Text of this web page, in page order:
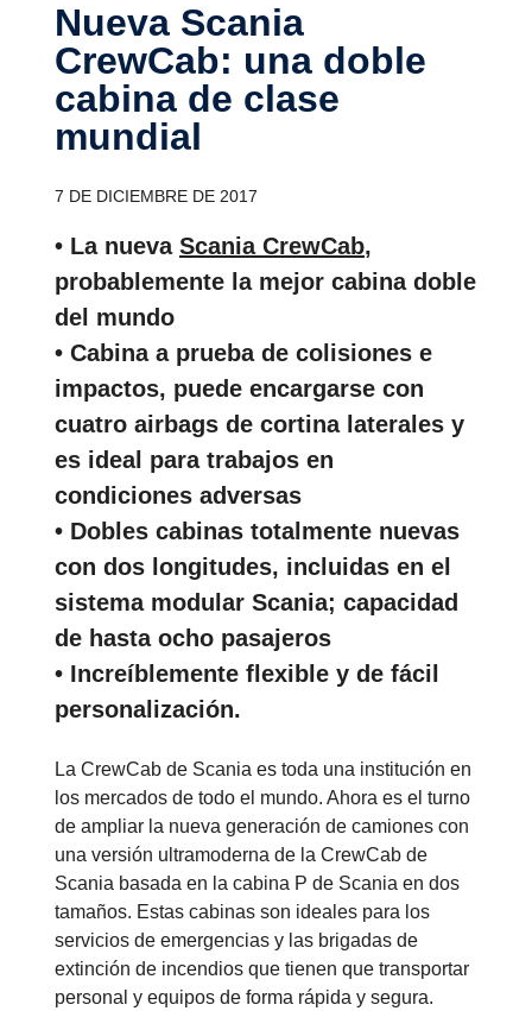
Nueva Scania
CrewCab: una doble
cabina de clase
mundial
7 DE DICIEMBRE DE 2017
• La nueva Scania CrewCab,
probablemente la mejor cabina doble
del mundo
• Cabina a prueba de colisiones e
impactos, puede encargarse con
cuatro airbags de cortina laterales y
es ideal para trabajos en
condiciones adversas
• Dobles cabinas totalmente nuevas
con dos longitudes, incluidas en el
sistema modular Scania; capacidad
de hasta ocho pasajeros
• Increíblemente flexible y de fácil
personalización.
La CrewCab de Scania es toda una institución en
los mercados de todo el mundo. Ahora es el turno
de ampliar la nueva generación de camiones con
una versión ultramoderna de la CrewCab de
Scania basada en la cabina P de Scania en dos
tamaños. Estas cabinas son ideales para los
servicios de emergencias y las brigadas de
extinción de incendios que tienen que transportar
personal y equipos de forma rápida y segura.